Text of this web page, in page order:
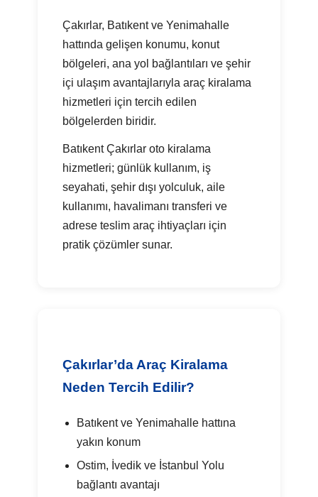
Çakırlar, Batıkent ve Yenimahalle
hattında gelişen konumu, konut
bölgeleri, ana yol bağlantıları ve şehir
içi ulaşım avantajlarıyla araç kiralama
hizmetleri için tercih edilen
bölgelerden biridir.
Batıkent Çakırlar oto kiralama
hizmetleri; günlük kullanım, iş
seyahati, şehir dışı yolculuk, aile
kullanımı, havalimanı transferi ve
adrese teslim araç ihtiyaçları için
pratik çözümler sunar.
Çakırlar’da Araç Kiralama
Neden Tercih Edilir?
Batıkent ve Yenimahalle hattına
yakın konum
Ostim, İvedik ve İstanbul Yolu
bağlantı avantajı